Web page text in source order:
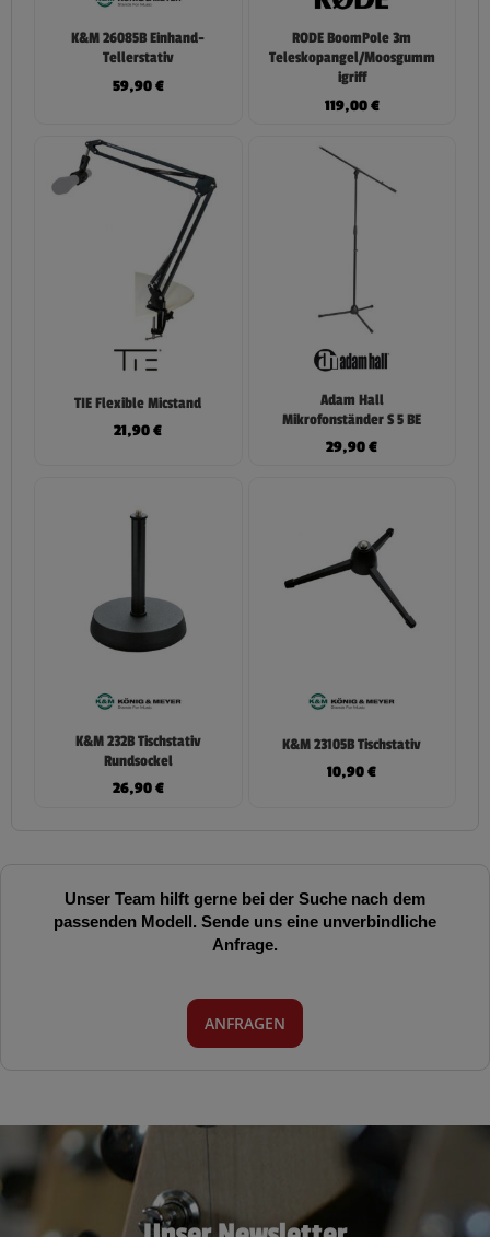
K&M 26085B Einhand-
Tellerstativ
59,90€
RODE BoomPole 3m
Teleskopangel/Moosgumm
igriff
119,00€
TIE Flexible Micstand
21,90€
Adam Hall
Mikrofonständer S 5 BE
29,90€
K&M 232B Tischstativ
Rundsockel
26,90€
K&M 23105B Tischstativ
10,90€
Unser Team hilft gerne bei der Suche nach dem
passenden Modell. Sende uns eine unverbindliche
Anfrage.
ANFRAGEN